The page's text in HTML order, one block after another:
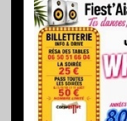
U Casone - AIACCIU